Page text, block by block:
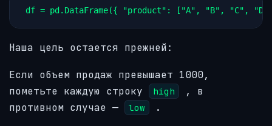
df = pd.DataFrame({ "product": ["A", "B", "C",
Наша цель остается прежней:
Если объем продаж превышает 1000,
пометьте каждую строку
high
, в
противном случае —
low .